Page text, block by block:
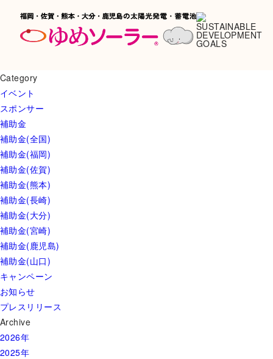
Category
イベント
スポンサー
補助金
補助金(全国)
補助金(福岡)
補助金(佐賀)
補助金(熊本)
補助金(長崎)
補助金(大分)
補助金(宮崎)
補助金(鹿児島)
補助金(山口)
キャンペーン
お知らせ
プレスリリース
Archive
2026年
2025年